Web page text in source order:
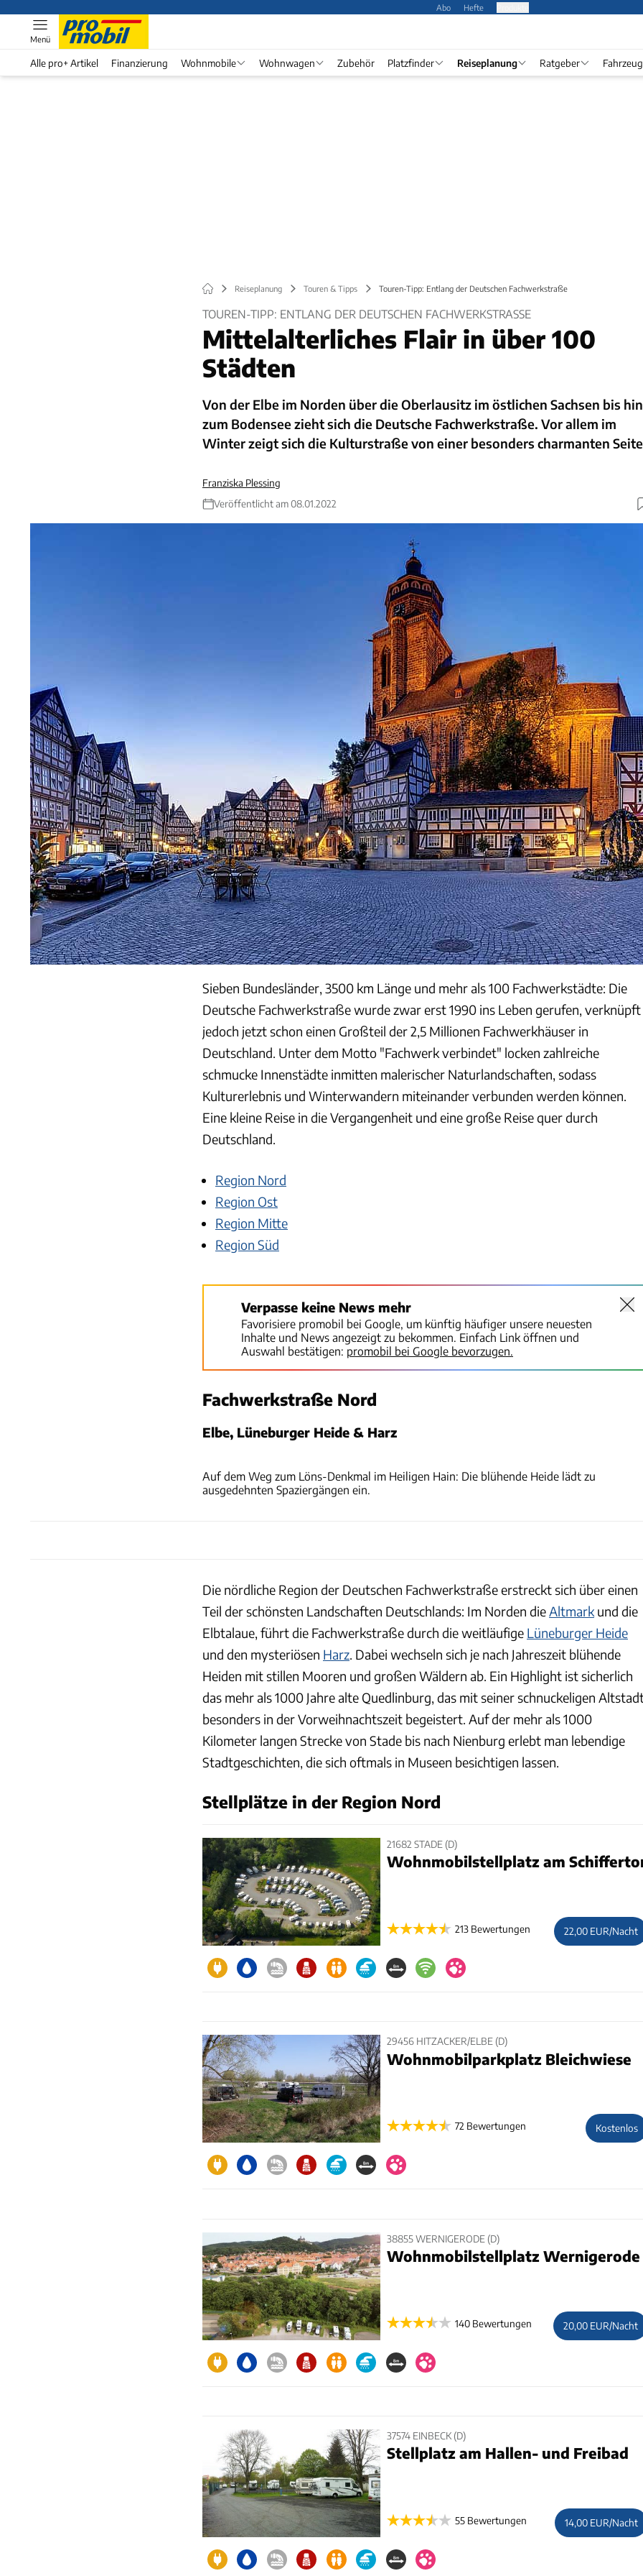
Abo Hefte
Menü
Alle pro+ Artikel Finanzierung Wohnmobile Wohnwagen Zubehör Platzfinder Reiseplanung Ratgeber
Reiseplanung Touren & Tipps Touren-Tipp: Entlang der Deutschen Fachwerkstraße
TOUREN-TIPP: ENTLANG DER DEUTSCHEN FACHWERKSTRASSE
Mittelalterliches Flair in über 100
Städten
Von der Elbe im Norden über die Oberlausitz im östlichen Sachsen bis hin
zum Bodensee zieht sich die Deutsche Fachwerkstraße. Vor allem im
Winter zeigt sich die Kulturstraße von einer besonders charmanten
Franziska Plessing
Veröffentlicht am 08.01.2022
Sieben Bundesländer, 3500 km Länge und mehr als 100 Fachwerkstädte: Die
Deutsche Fachwerkstraße wurde zwar erst 1990 ins Leben gerufen, verknüpft
jedoch jetzt schon einen Großteil der 2,5 Millionen Fachwerkhäuser in
Deutschland. Unter dem Motto "Fachwerk verbindet" locken zahlreiche
schmucke Innenstädte inmitten malerischer Naturlandschaften, sodass
Kulturerlebnis und Winterwandern miteinander verbunden werden können.
Eine kleine Reise in die Vergangenheit und eine große Reise quer durch
Deutschland.
Region Nord
Region Ost
Region Mitte
Region Süd
Verpasse keine News mehr
Favorisiere promobil bei Google, um künftig häufiger unsere neuesten
Inhalte und News angezeigt zu bekommen. Einfach Link öffnen und
Auswahl bestätigen: promobil bei Google bevorzugen.
Fachwerkstraße Nord
Elbe, Lüneburger Heide & Harz
Auf dem Weg zum Löns-Denkmal im Heiligen Hain: Die blühende Heide lädt zu
ausgedehnten Spaziergängen ein.
Die nördliche Region der Deutschen Fachwerkstraße erstreckt sich über einen
Teil der schönsten Landschaften Deutschlands: Im Norden dieAltmark und die
Elbtalaue, führt die Fachwerkstraße durch die weitläufige Lüneburger Heide
und den mysteriösen Harz. Dabei wechseln sich je nach Jahreszeit blühende
Heiden mit stillen Mooren und großen Wäldern ab. Ein Highlight ist sicherlich
das mehr als 1000 Jahre alte Quedlinburg, das mit seiner schnuckeligen
besonders in der Vorweihnachtszeit begeistert. Auf der mehr als 1000
Kilometer langen Strecke von Stade bis nach Nienburg erlebt man lebendige
Stadtgeschichten, die sich oftmals in Museen besichtigen lassen.
Stellplätze in der Region Nord
21682 STADE (D)
Wohnmobilstellplatz am
213 Bewertungen 22,00 EUR/Nacht
29456 HITZACKER/ELBE (D)
Wohnmobilparkplatz Bleichwiese
72 Bewertungen Kostenlos
38855 WERNIGERODE (D)
Wohnmobilstellplatz Wernigerode
140 Bewertungen 20,00 EUR/Nacht
37574 EINBECK (D)
Stellplatz am Hallen- und Freibad
55 Bewertungen 14,00 EUR/Nacht